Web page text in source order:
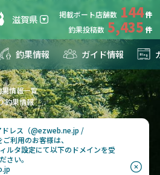
滋賀県 掲載ボート店舗数 144
釣果投稿数 5,435
釣果情報 ガイド情報
情報一覧
釣果情報
ドレス（@ezweb.ne.jp /
利用のお客様は、
ルタ設定にて以下のドメインを受
さい。